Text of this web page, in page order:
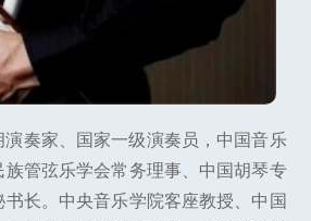
演奏家、国家一级演奏员，中国音乐
管弦乐学会常务理事、中国胡琴专
长。中央音乐学院客座教授、中国